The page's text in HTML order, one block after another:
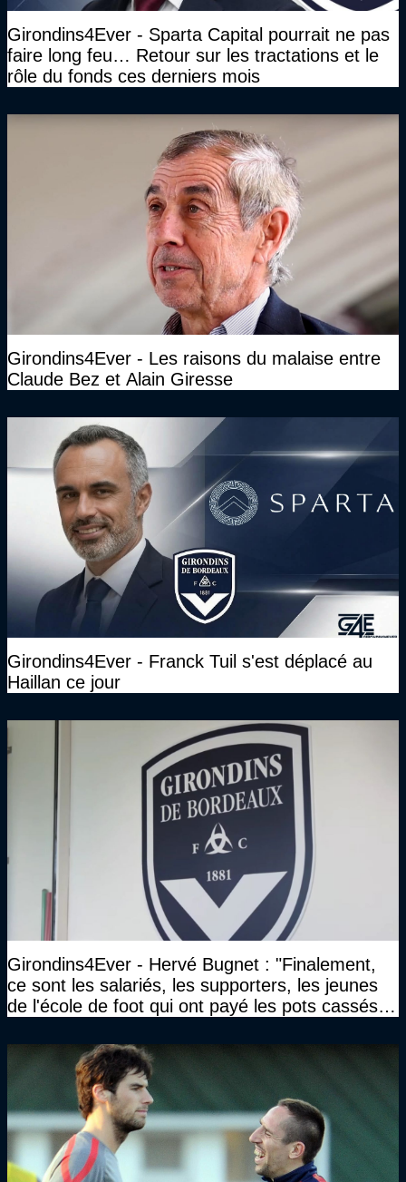
Girondins4Ever - Sparta Capital pourrait ne pas
faire long feu… Retour sur les tractations et le
rôle du fonds ces derniers mois
Girondins4Ever - Les raisons du malaise entre
Claude Bez et Alain Giresse
Girondins4Ever - Franck Tuil s'est déplacé au
Haillan ce jour
Girondins4Ever - Hervé Bugnet : "Finalement,
ce sont les salariés, les supporters, les jeunes
de l'école de foot qui ont payé les pots cassés